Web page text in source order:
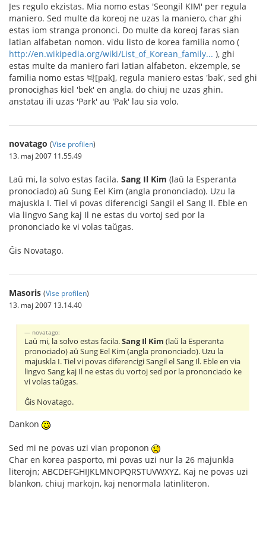
Jes regulo ekzistas. Mia nomo estas 'Seongil KIM' per regula
maniero. Sed multe da koreoj ne uzas la maniero, char ghi
estas iom stranga prononci. Do multe da koreoj faras sian
latian alfabetan nomon. vidu listo de korea familia nomo (
http://en.wikipedia.org/wiki/List_of_Korean_family... ), ghi
estas multe da maniero fari latian alfabeton. ekzemple, se
familia nomo estas 박[pak], regula maniero estas 'bak', sed ghi
pronocighas kiel 'bek' en angla, do chiuj ne uzas ghin.
anstatau ili uzas 'Park' au 'Pak' lau sia volo.
novatago (Vise profilen)
13. maj 2007 11.55.49
Laŭ mi, la solvo estas facila. Sang Il Kim (laŭ la Esperanta
pronociado) aŭ Sung Eel Kim (angla prononciado). Uzu la
majuskla I. Tiel vi povas diferencigi Sangil el Sang Il. Eble en
via lingvo Sang kaj Il ne estas du vortoj sed por la
prononciado ke vi volas taŭgas.
Ĝis Novatago.
Masoris (Vise profilen)
13. maj 2007 13.14.40
novatago:
Laŭ mi, la solvo estas facila.Sang Il Kim (laŭ la Esperanta
pronociado) aŭ Sung Eel Kim (angla prononciado). Uzu la
majuskla I. Tiel vi povas diferencigi Sangil el Sang Il. Eble en via
lingvo Sang kaj Il ne estas du vortoj sed por la prononciado ke
vi volas taŭgas.
Ĝis Novatago.
Dankon
Sed mi ne povas uzi vian proponon
Char en korea pasporto, mi povas uzi nur la 26 majunkla
literojn; ABCDEFGHIJKLMNOPQRSTUVWXYZ. Kaj ne povas uzi
blankon, chiuj markojn, kaj nenormala latinliteron.